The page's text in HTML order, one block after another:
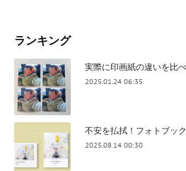
ランキング
実際に印画紙の違いを比
2025.01.24 06:35
不安を払拭！フォトブッ
2025.08.14 00:30